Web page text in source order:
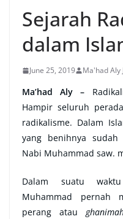
Sejarah
dalam
June 25, 2019 Ma'had Aly
Ma’had Aly –
Hampir seluruh
radikalisme. Dalam
yang benihnya
Nabi Muhammad saw.
Dalam suatu
Muhammad pernah
perang atau